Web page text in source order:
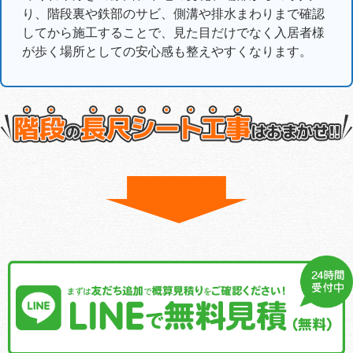
り、階段裏や鉄部のサビ、側溝や排水まわりまで確認
してから施工することで、見た目だけでなく入居者様
が歩く場所としての安心感も整えやすくなります。